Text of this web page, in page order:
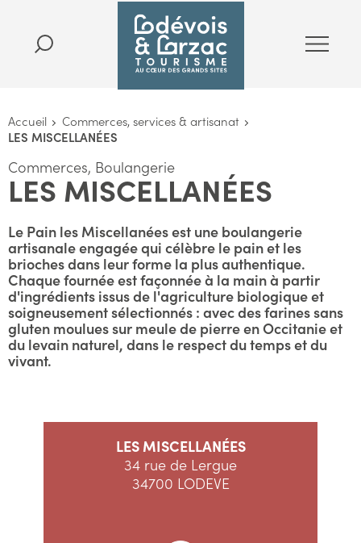
Accueil
Commerces, services & artisanat
LES MISCELLANÉES
Commerces, Boulangerie
LES MISCELLANÉES
Le Pain les Miscellanées est une boulangerie
artisanale engagée qui célèbre le pain et les
brioches dans leur forme la plus authentique.
Chaque fournée est façonnée à la main à partir
d'ingrédients issus de l'agriculture biologique et
soigneusement sélectionnés : avec des farines sans
gluten moulues sur meule de pierre en Occitanie et
du levain naturel, dans le respect du temps et du
vivant.
LES MISCELLANÉES
34 rue de Lergue
34700 LODEVE